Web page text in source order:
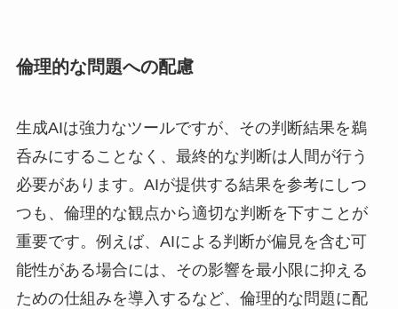
倫理的な問題への配慮
生成AIは強力なツールですが、その判断結果を鵜
呑みにすることなく、最終的な判断は人間が行う
必要があります。AIが提供する結果を参考にしつ
つも、倫理的な観点から適切な判断を下すことが
重要です。例えば、AIによる判断が偏見を含む可
能性がある場合には、その影響を最小限に抑える
ための仕組みを導入するなど、倫理的な問題に配